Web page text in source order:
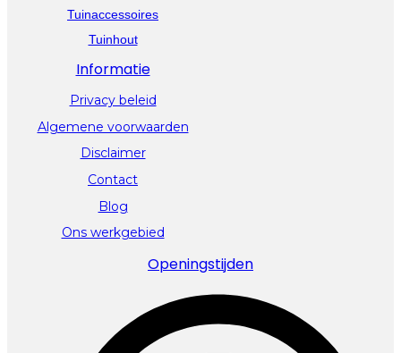
Tuinaccessoires
Tuinhout
Informatie
Privacy beleid
Algemene voorwaarden
Disclaimer
Contact
Blog
Ons werkgebied
Openingstijden